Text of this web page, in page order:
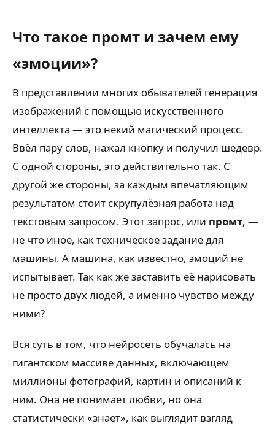
Что такое промт и зачем ему
«эмоции»?
В представлении многих обывателей генерация
изображений с помощью искусственного
интеллекта — это некий магический процесс.
Ввёл пару слов, нажал кнопку и получил шедевр.
С одной стороны, это действительно так. С
другой же стороны, за каждым впечатляющим
результатом стоит скрупулёзная работа над
текстовым запросом. Этот запрос, или промт, —
не что иное, как техническое задание для
машины. А машина, как известно, эмоций не
испытывает. Так как же заставить её нарисовать
не просто двух людей, а именно чувство между
ними?
Вся суть в том, что нейросеть обучалась на
гигантском массиве данных, включающем
миллионы фотографий, картин и описаний к
ним. Она не понимает любви, но она
статистически «знает», как выглядит взгляд